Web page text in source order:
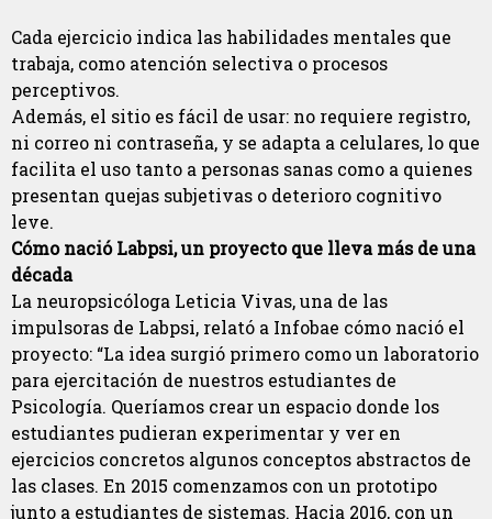
Cada ejercicio indica las habilidades mentales que
trabaja, como atención selectiva o procesos
perceptivos.
Además, el sitio es fácil de usar: no requiere registro,
ni correo ni contraseña, y se adapta a celulares, lo que
facilita el uso tanto a personas sanas como a quienes
presentan quejas subjetivas o deterioro cognitivo
leve.
Cómo nació Labpsi, un proyecto que lleva más de una
década
La neuropsicóloga Leticia Vivas, una de las
impulsoras de Labpsi, relató a Infobae cómo nació el
proyecto: “La idea surgió primero como un laboratorio
para ejercitación de nuestros estudiantes de
Psicología. Queríamos crear un espacio donde los
estudiantes pudieran experimentar y ver en
ejercicios concretos algunos conceptos abstractos de
las clases. En 2015 comenzamos con un prototipo
junto a estudiantes de sistemas. Hacia 2016, con un